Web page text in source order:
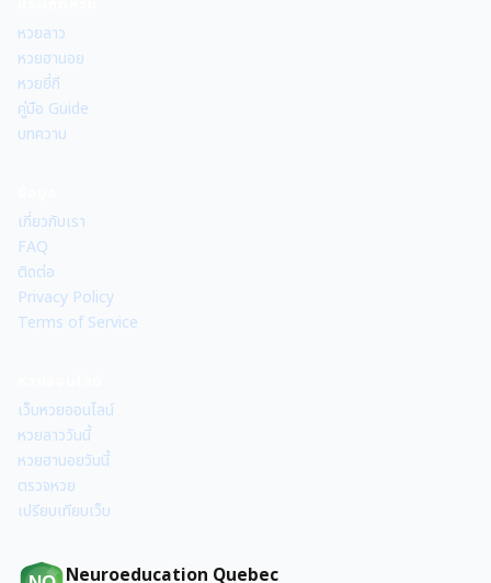
หวยลาว
หวยฮานอย
หวยยี่กี
คู่มือ Guide
บทความ
เกี่ยวกับเรา
FAQ
ติดต่อ
Privacy Policy
Terms of Service
เว็บหวยออนไลน์
หวยลาววันนี้
หวยฮานอยวันนี้
ตรวจหวย
เปรียบเทียบเว็บ
Neuroeducation Quebec